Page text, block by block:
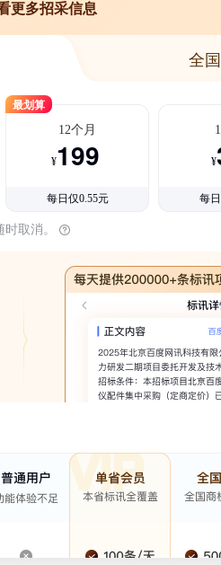
更多招采信息
全
最划算
12个月
¥199
每日仅0.55元
¥
每
取消。